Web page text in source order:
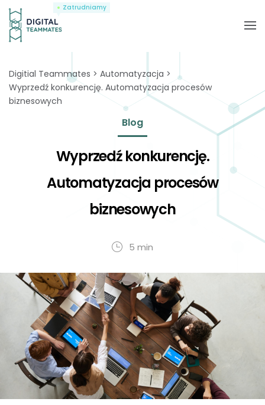
Zatrudniamy
Digitial Teammates
Automatyzacja
Wyprzedź konkurencję. Automatyzacja procesów
biznesowych
Blog
Wyprzedź konkurencję.
Automatyzacja procesów
biznesowych
5 min